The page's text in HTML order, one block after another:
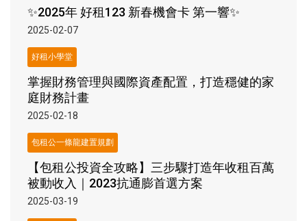
✨2025年 好租123 新春機會卡 第一響✨
2025-02-07
好租小學堂
掌握財務管理與國際資產配置，打造穩健的家
庭財務計畫
2025-02-18
包租公一條龍建置規劃
【包租公投資全攻略】三步驟打造年收租百萬
被動收入｜2023抗通膨首選方案
2025-03-19